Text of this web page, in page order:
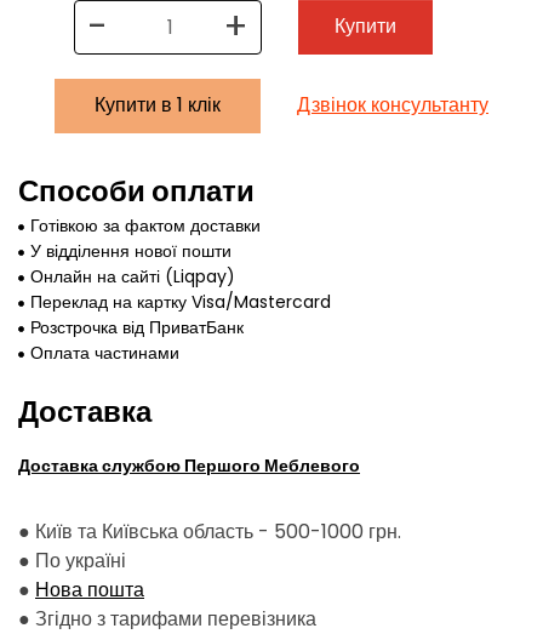
- + Купити
Купити в 1 клік Дзвінок консультанту
Способи оплати
Готівкою за фактом доставки
У відділення нової пошти
Онлайн на сайті (Liqpay)
Переклад на картку Visa/Mastercard
Розстрочка від ПриватБанк
Оплата частинами
Доставка
Доставка службою Першого Меблевого
● Київ та Київська область - 500-1000 грн.
● По україні
● Нова пошта
● Згідно з тарифами перевізника